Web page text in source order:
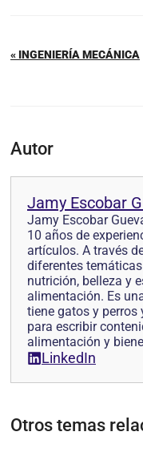
« INGENIERÍA MECÁNICA
Autor
Jamy Escobar
Jamy Escobar
10 años de
artículos. A través
diferentes
nutrición, belleza y
alimentación. Es
tiene gatos y perros
para escribir
alimentación y
LinkedIn
Otros temas